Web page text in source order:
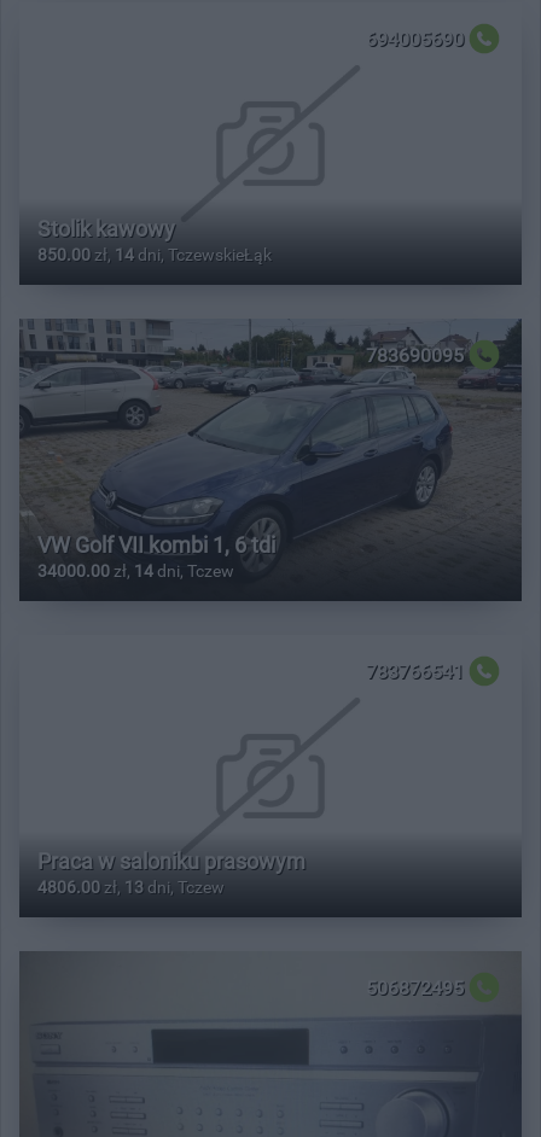
694005690
Stolik kawowy
850.00 zł, 14dni, TczewskieŁąk
783690095
VW Golf VII kombi 1, 6 tdi
34000.00 zł, 14 dni, Tczew
783766541
Praca w saloniku prasowym
4806.00 zł, 13 dni, Tczew
506872495